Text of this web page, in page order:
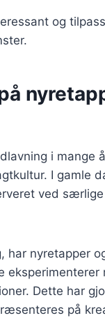
og
i mange
I gamle
ved
nyretapper
eksperimenterer
Dette har
på